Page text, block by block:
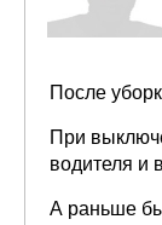
После
При
водителя и
А раньше